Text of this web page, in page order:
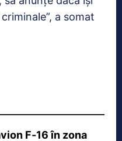
a somat
F‑16 în zona